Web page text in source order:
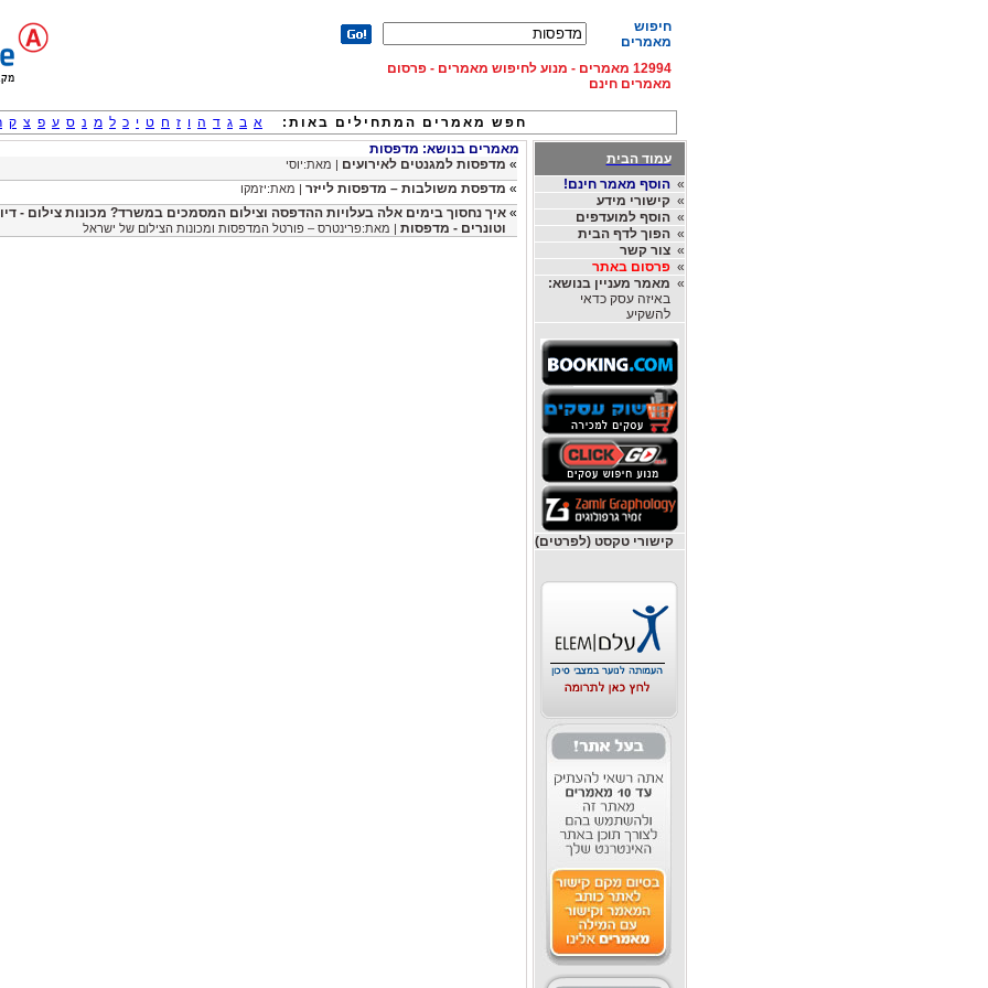
חיפוש
מאמרים
12994 מאמרים - מנוע לחיפוש מאמרים - פרסום
מאמרים חינם
חפש מאמרים המתחילים באות: א ב ג ד ה ו ז ח ט י כ ל מ נ ס ע פ צ ק
עמוד הבית
»הוסף מאמר חינם!
»קישורי מידע
»הוסף למועדפים
»הפוך לדף הבית
»צור קשר
»פרסום באתר
» מאמר מעניין בנושא:
באיזה עסק כדאי
להשקיע
קישורי טקסט (לפרטים)
מאמרים בנושא: מדפסות
» מדפסות למגנטים לאירועים | מאת:יוסי
» מדפסת משולבות – מדפסות לייזר | מאת:יזמקו
» איך נחסוך בימים אלה בעלויות ההדפסה וצילום המסמכים במשרד? מכונות צילום - דיו
וטונרים - מדפסות | מאת:פרינטרס – פורטל המדפסות ומכונות הצילום של ישראל